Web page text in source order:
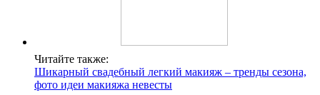
Читайте также:
Шикарный свадебный легкий макияж – тренды сезона,
фото идеи макияжа невесты